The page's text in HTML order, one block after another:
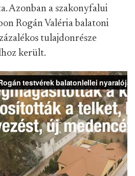
Azonban a szakonyfalui
Rogán Valéria balatoni
tulajdonrésze
került.